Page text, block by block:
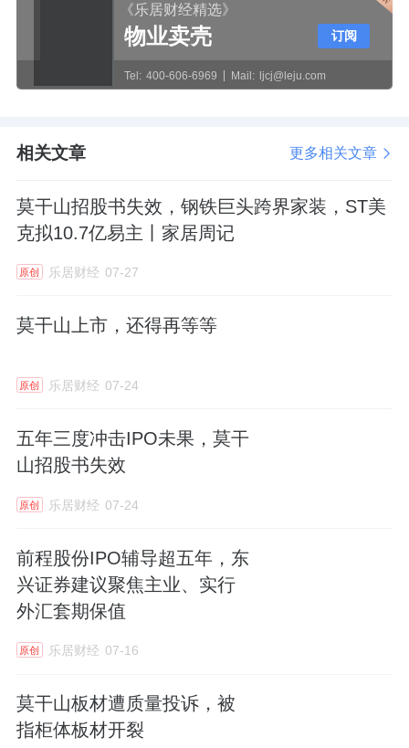
《乐居财经精选》
物业卖壳
Tel: 400-606-6969 Mail: ljcj@leju.com
订阅
相关文章 更多相关文章
莫干山招股书失效，钢铁巨头跨界家装，ST美
克拟10.7亿易主丨家居周记
原创 乐居财经 07-27
莫干山上市，还得再等等
原创 乐居财经 07-24
五年三度冲击IPO未果，莫干
山招股书失效
原创 乐居财经 07-24
前程股份IPO辅导超五年，东
兴证券建议聚焦主业、实行
外汇套期保值
原创 乐居财经 07-16
莫干山板材遭质量投诉，被
指柜体板材开裂